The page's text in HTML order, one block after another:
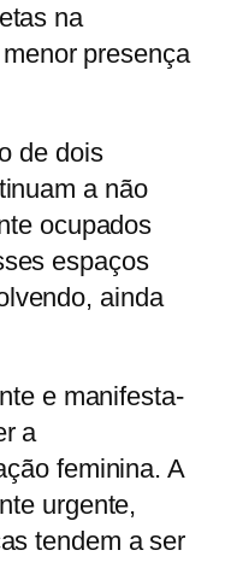
na
presença
de dois
a não
ocupados
espaços
ainda
e manifesta-
a
feminina. A
urgente,
tendem a ser